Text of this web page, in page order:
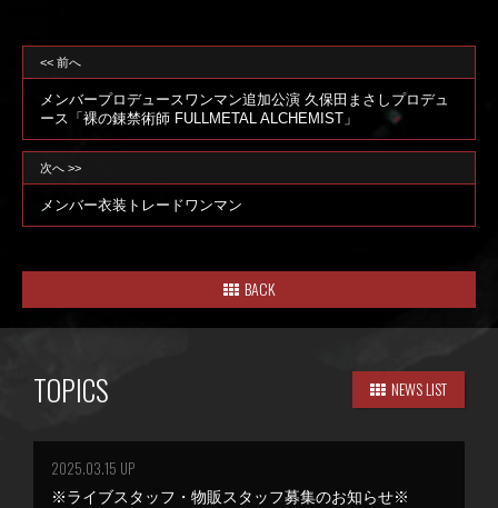
<< 前へ
メンバープロデュースワンマン追加公演 久保田まさしプロデュ
ース「裸の錬禁術師 FULLMETAL ALCHEMIST」
次へ >>
メンバー衣装トレードワンマン
BACK
TOPICS NEWS LIST
2025.03.15 UP
※ライブスタッフ・物販スタッフ募集のお知らせ※